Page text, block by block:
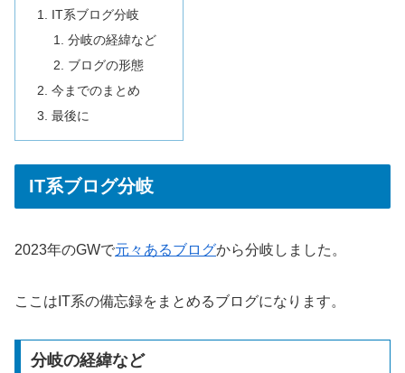
IT系ブログ分岐
分岐の経緯など
ブログの形態
今までのまとめ
最後に
IT系ブログ分岐
2023年のGWで元々あるブログから分岐しました。
ここはIT系の備忘録をまとめるブログになります。
分岐の経緯など